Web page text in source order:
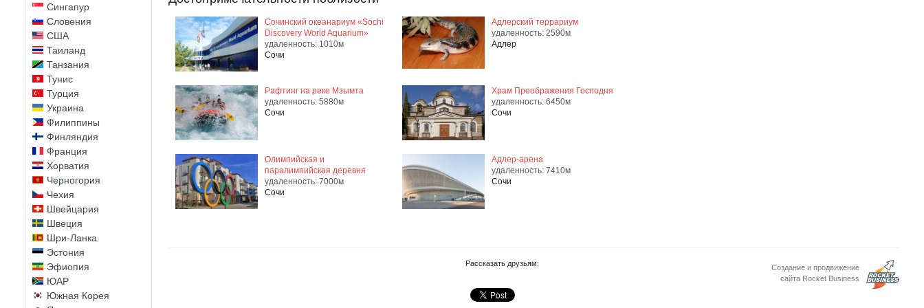
Сингапур
Словения
США
Таиланд
Танзания
Тунис
Турция
Украина
Филиппины
Финляндия
Франция
Хорватия
Черногория
Чехия
Швейцария
Швеция
Шри-Ланка
Эстония
Эфиопия
ЮАР
Южная Корея
Сочинский океанариум «Sochi
Discovery World Aquarium»
удаленность: 1010м
Сочи
Адлерский террариум
удаленность: 2590м
Адлер
Рафтинг на реке Мзымта
удаленность: 5880м
Сочи
Храм Преображения Господня
удаленность: 6450м
Сочи
Олимпийская и
паралимпийская деревня
удаленность: 7000м
Сочи
Адлер-арена
удаленность: 7410м
Сочи
Создание и продвижение
сайта Rocket Business
Рассказать друзьям: